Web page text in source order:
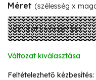
Méret (szélesség x
Változat kiválasztása